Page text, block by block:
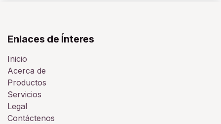
Enlaces de Ínteres
Inicio
Acerca de
Productos
Servicios
Legal
Contáctenos